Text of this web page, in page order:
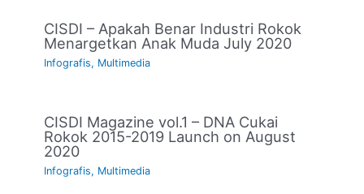
CISDI – Apakah Benar Industri Rokok
Menargetkan Anak Muda July 2020
Infografis, Multimedia
CISDI Magazine vol.1 – DNA Cukai
Rokok 2015-2019 Launch on August
2020
Infografis, Multimedia